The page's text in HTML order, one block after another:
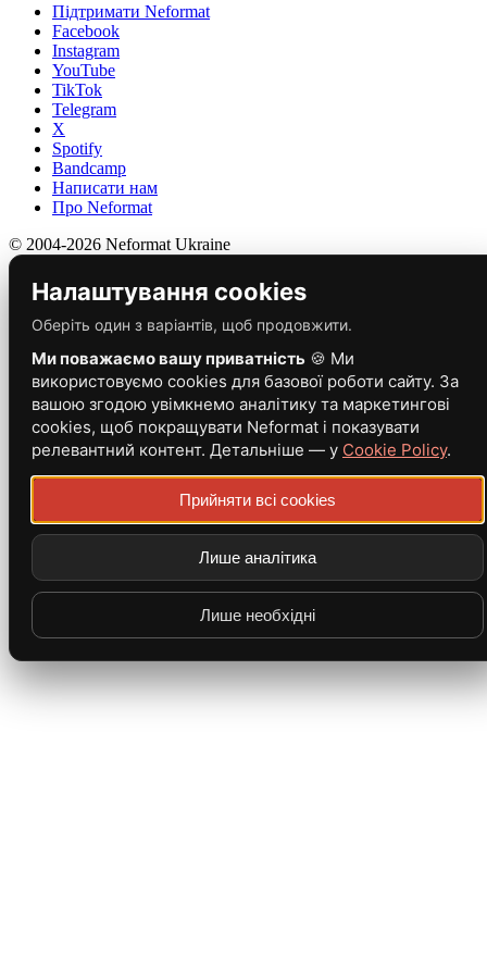
Підтримати Neformat
Facebook
Instagram
YouTube
TikTok
Telegram
X
Spotify
Bandcamp
Написати нам
Про Neformat
© 2004-2026 Neformat Ukraine
Налаштування cookies
Оберіть один з варіантів, щоб продовжити.
Ми поважаємо вашу приватність 🍪 Ми
використовуємо cookies для базової роботи сайту. За
вашою згодою увімкнемо аналітику та маркетингові
cookies, щоб покращувати Neformat і показувати
релевантний контент. Детальніше — у Cookie Policy.
Прийняти всі cookies
Лише аналітика
Лише необхідні